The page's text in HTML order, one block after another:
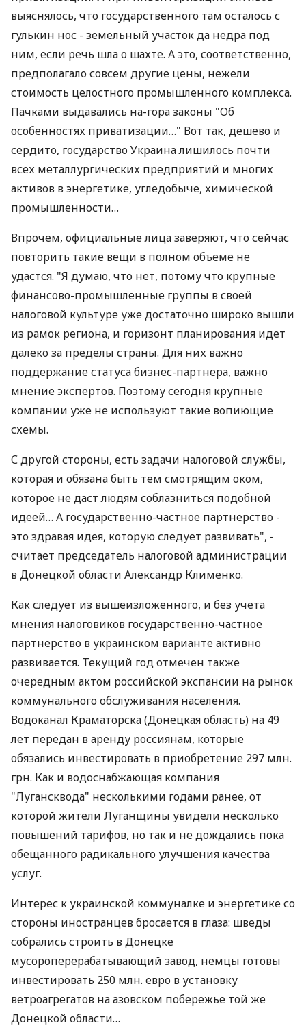
выяснялось, что государственного там осталось с
гулькин нос - земельный участок да недра под
ним, если речь шла о шахте. А это, соответственно,
предполагало совсем другие цены, нежели
стоимость целостного промышленного комплекса.
Пачками выдавались на-гора законы "Об
особенностях приватизации…" Вот так, дешево и
сердито, государство Украина лишилось почти
всех металлургических предприятий и многих
активов в энергетике, угледобыче, химической
промышленности…
Впрочем, официальные лица заверяют, что сейчас
повторить такие вещи в полном объеме не
удастся. "Я думаю, что нет, потому что крупные
финансово-промышленные группы в своей
налоговой культуре уже достаточно широко вышли
из рамок региона, и горизонт планирования идет
далеко за пределы страны. Для них важно
поддержание статуса бизнес-партнера, важно
мнение экспертов. Поэтому сегодня крупные
компании уже не используют такие вопиющие
схемы.
С другой стороны, есть задачи налоговой службы,
которая и обязана быть тем смотрящим оком,
которое не даст людям соблазниться подобной
идеей… А государственно-частное партнерство -
это здравая идея, которую следует развивать", -
считает председатель налоговой администрации
в Донецкой области Александр Клименко.
Как следует из вышеизложенного, и без учета
мнения налоговиков государственно-частное
партнерство в украинском варианте активно
развивается. Текущий год отмечен также
очередным актом российской экспансии на рынок
коммунального обслуживания населения.
Водоканал Краматорска (Донецкая область) на 49
лет передан в аренду россиянам, которые
обязались инвестировать в приобретение 297 млн.
грн. Как и водоснабжающая компания
"Лугансквода" несколькими годами ранее, от
которой жители Луганщины увидели несколько
повышений тарифов, но так и не дождались пока
обещанного радикального улучшения качества
услуг.
Интерес к украинской коммуналке и энергетике со
стороны иностранцев бросается в глаза: шведы
собрались строить в Донецке
мусороперерабатывающий завод, немцы готовы
инвестировать 250 млн. евро в установку
ветроагрегатов на азовском побережье той же
Донецкой области…